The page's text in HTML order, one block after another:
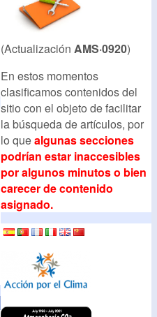
(Actualización AMS·0920)
En estos momentos
clasificamos contenidos del
sitio con el objeto de facilitar
la búsqueda de artículos, por
lo quealgunas secciones
podrían estar inaccesibles
por algunos minutos o bien
carecer de contenido
asignado.